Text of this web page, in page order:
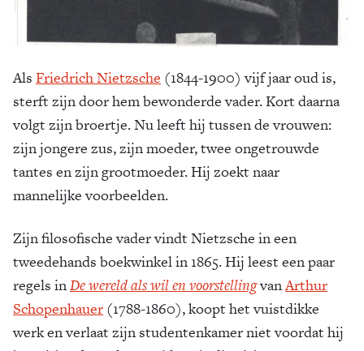
Als Friedrich Nietzsche (1844-1900) vijf jaar oud is,
sterft zijn door hem bewonderde vader. Kort daarna
volgt zijn broertje. Nu leeft hij tussen de vrouwen:
zijn jongere zus, zijn moeder, twee ongetrouwde
tantes en zijn grootmoeder. Hij zoekt naar
mannelijke voorbeelden.
Zijn filosofische vader vindt Nietzsche in een
tweedehands boekwinkel in 1865. Hij leest een paar
regels inDe wereld als wil en voorstellingvanArthur
Schopenhauer (1788-1860), koopt het vuistdikke
werk en verlaat zijn studentenkamer niet voordat hij